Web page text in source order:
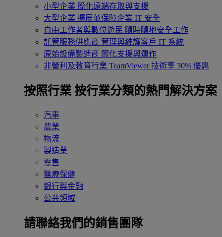
小型企業 簡化遠端存取與支援
大型企業 擴展並保障企業 IT 安全
自由工作者與數位遊民 隨時隨地安全工作
託管服務供應商 管理與維護客戶 IT 系統
原始設備製造商 簡化支援與運作
非營利及教育行業 TeamViewer 技術享 30% 優惠
按照行業 按行業分類的熱門解決方案
汽車
農業
物流
製造業
零售
醫療保健
銀行與金融
公共領域
請聯絡我們的銷售團隊